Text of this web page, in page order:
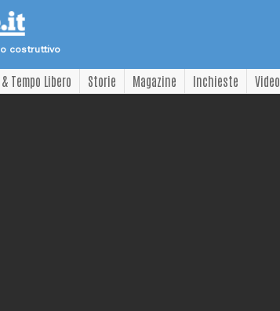
costruttivo
Tempo Libero Storie Magazine Inchieste Video